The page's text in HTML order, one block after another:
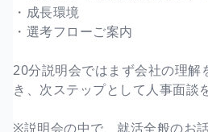
・成長環境
・選考フローご案内
20分説明会ではまず会社の理解
き、次ステップとして人事面談
※説明会の中で、就活全般のお